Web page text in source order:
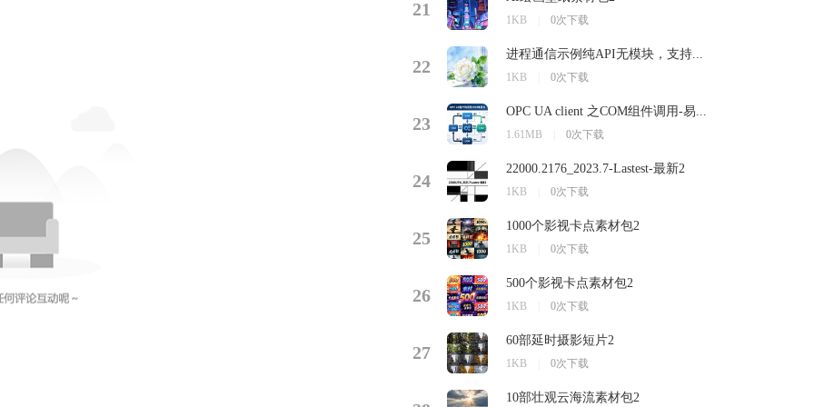
21
1KB 0次下载
22
进程通信示例纯API无模块，支持...
1KB 0次下载
23
OPC UA client 之COM组件调用-易...
1.61MB 0次下载
24
22000.2176_2023.7-Lastest-最新2
1KB 0次下载
25
1000个影视卡点素材包2
1KB 0次下载
26
500个影视卡点素材包2
1KB 0次下载
27
60部延时摄影短片2
1KB 0次下载
10部壮观云海流素材包2